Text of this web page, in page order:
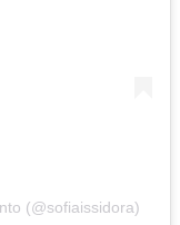
(@sofiaissidora)